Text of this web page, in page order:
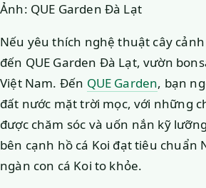
Ảnh: QUE Garden Đà Lạt
Nếu yêu thích nghệ thuật cây
đến QUE Garden Đà Lạt, vườn
Việt Nam. Đến QUE Garden, bạn
đất nước mặt trời mọc, với những
được chăm sóc và uốn nắn kỹ
bên cạnh hồ cá Koi đạt tiêu chuẩn
ngàn con cá Koi to khỏe.